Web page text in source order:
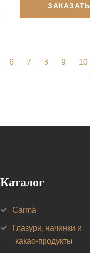
ЗАКАЗАТЬ
6 7 8 9 10
Каталог
Carma
Глазури, начинки и
какао-продукты